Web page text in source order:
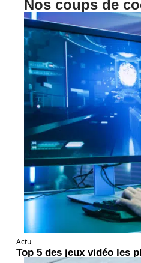
Nos coups de
Actu
Top 5 des jeux vidéo les